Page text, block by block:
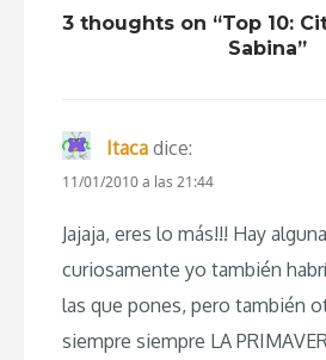
3 thoughts on “Top 10:
Sabina”
Itaca dice:
11/01/2010 a las 21:44
Jajaja, eres lo más!!! Hay
curiosamente yo también
las que pones, pero también
siempre siempre LA